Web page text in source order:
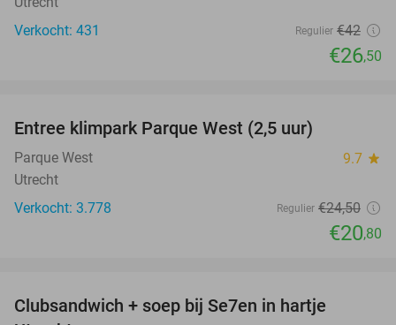
Verkocht: 431
Regulier €42
€26,50
Entree klimpark Parque West (2,5 uur)
Parque West 9.7 star
Utrecht
Verkocht: 3.778
Regulier €24,50
€20,80
Clubsandwich + soep bij Se7en in hartje